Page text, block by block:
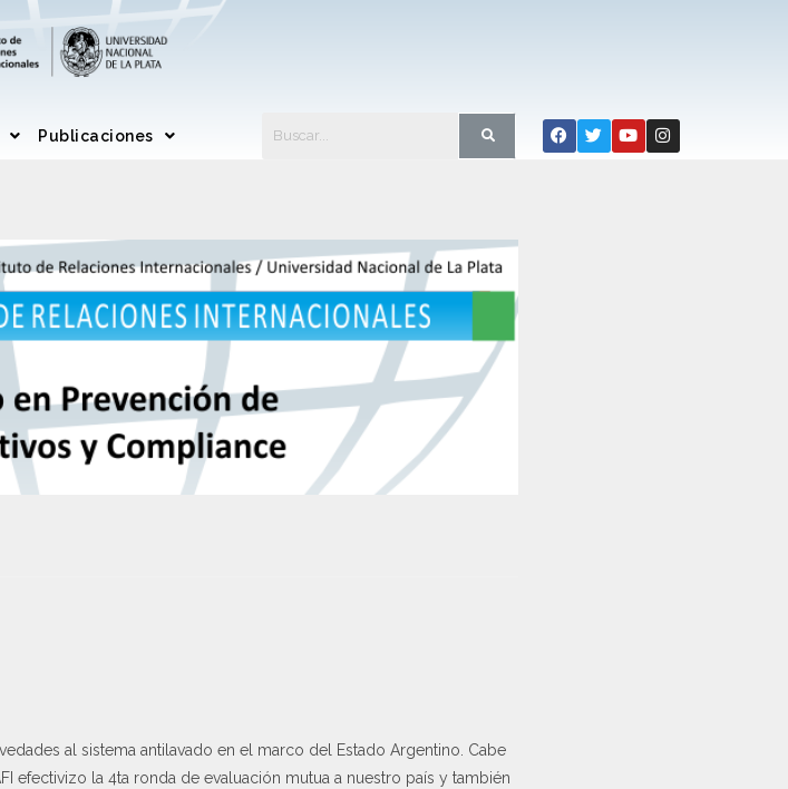
Publicaciones
al sistema antilavado en el marco del Estado Argentino. Cabe
efectivizo la 4ta ronda de evaluación mutua a nuestro país y también